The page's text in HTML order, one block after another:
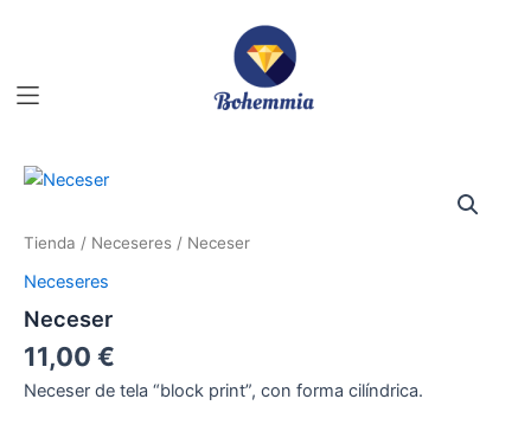
Tienda / Neceseres / Neceser
Neceseres
Neceser
11,00 €
Neceser de tela “block print”, con forma cilíndrica.
Neceser